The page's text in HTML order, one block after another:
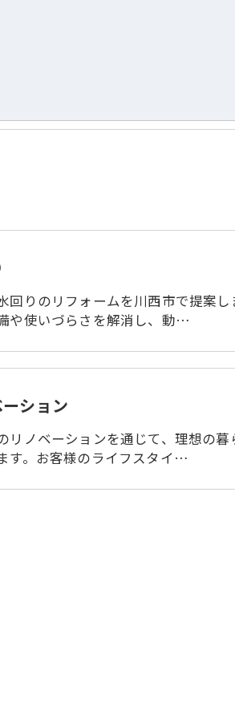
回りのリフォームを川西市で提案し
や使いづらさを解消し、動…
ション
リノベーションを通じて、理想の暮
す。お客様のライフスタイ…